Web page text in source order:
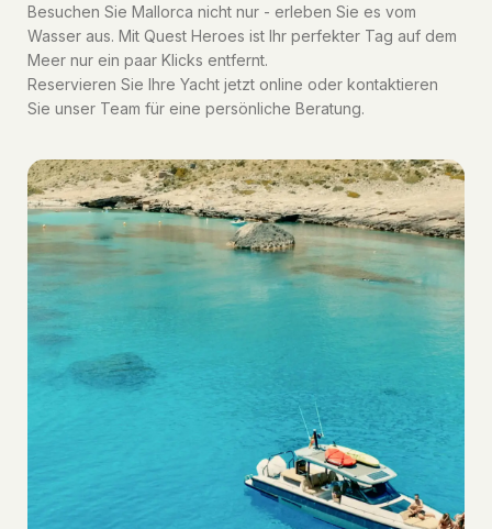
Besuchen Sie Mallorca nicht nur - erleben Sie es vom
Wasser aus. Mit Quest Heroes ist Ihr perfekter Tag auf dem
Meer nur ein paar Klicks entfernt.
Reservieren Sie Ihre Yacht jetzt online oder kontaktieren
Sie unser Team für eine persönliche Beratung.